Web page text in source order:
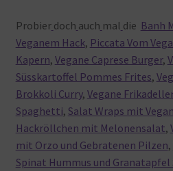
Probier doch auch mal die Banh
Veganem Hack, Piccata Vom
Kapern, Vegane Caprese Burger,
Süsskartoffel Pommes Frites,
Brokkoli Curry, Vegane
Spaghetti, Salat Wraps mit
Hackröllchen mit Melonensalat,
mit Orzo und Gebratenen Pilzen,
Spinat Hummus und Granatapfel